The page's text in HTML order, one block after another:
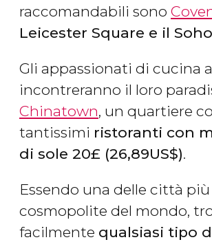
raccomandabili sono
Leicester Square e il Soho
Gli appassionati di cucina
incontreranno il loro
Chinatown, un quartiere
tantissimi ristoranti con
di sole 20£ (26,89US$).
Essendo una delle città più
cosmopolite del mondo,
facilmente qualsiasi tipo